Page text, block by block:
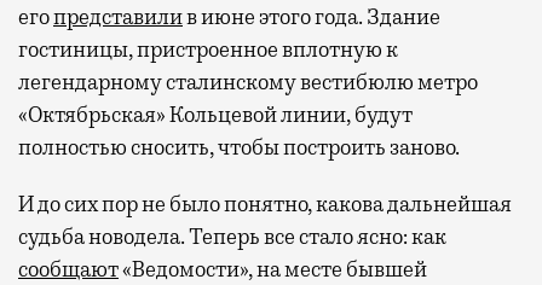
егопредставилив июне этого года. Здание
гостиницы, пристроенное вплотную к
легендарному сталинскому вестибюлю метро
«Октябрьская» Кольцевой линии, будут
полностью сносить, чтобы построить заново.
И до сих пор не было понятно, какова дальнейшая
судьба новодела. Теперь все стало ясно: как
сообщают«Ведомости», на месте бывшей